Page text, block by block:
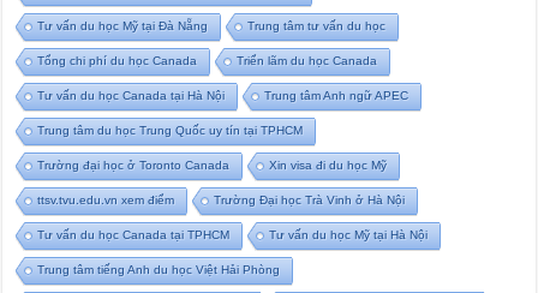
Tư vấn du học Mỹ tại Đà Nẵng Trung tâm tư vấn du học
Tổng chi phí du học Canada Triển lãm du học Canada
Tư vấn du học Canada tại Hà Nội Trung tâm Anh ngữ APEC
Trung tâm du học Trung Quốc uy tín tại TPHCM
Trường đại học ở Toronto Canada Xin visa đi du học Mỹ
ttsv.tvu.edu.vn xem điểm Trường Đại học Trà Vinh ở Hà Nội
Tư vấn du học Canada tại TPHCM Tư vấn du học Mỹ tại Hà Nội
Trung tâm tiếng Anh du học Việt Hải Phòng